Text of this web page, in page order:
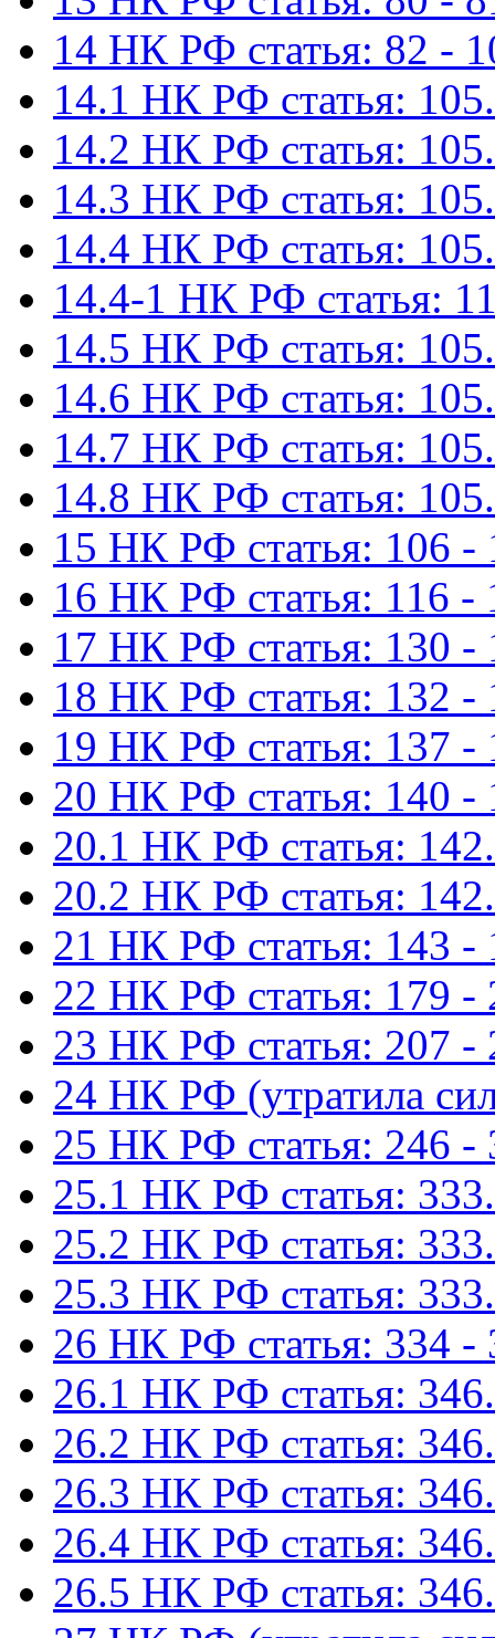
14 НК РФ статья: 82 -
14.1 НК РФ статья:
14.2 НК РФ статья:
14.3 НК РФ статья:
14.4 НК РФ статья:
14.4-1 НК РФ статья:
14.5 НК РФ статья:
14.6 НК РФ статья:
14.7 НК РФ статья:
14.8 НК РФ статья:
15 НК РФ статья: 106 -
16 НК РФ статья: 116 -
17 НК РФ статья: 130 -
18 НК РФ статья: 132 -
19 НК РФ статья: 137 -
20 НК РФ статья: 140 -
20.1 НК РФ статья:
20.2 НК РФ статья:
21 НК РФ статья: 143 -
22 НК РФ статья: 179 -
23 НК РФ статья: 207 -
24 НК РФ (утратила
25 НК РФ статья: 246 -
25.1 НК РФ статья:
25.2 НК РФ статья:
25.3 НК РФ статья:
26 НК РФ статья: 334 -
26.1 НК РФ статья:
26.2 НК РФ статья:
26.3 НК РФ статья:
26.4 НК РФ статья:
26.5 НК РФ статья: